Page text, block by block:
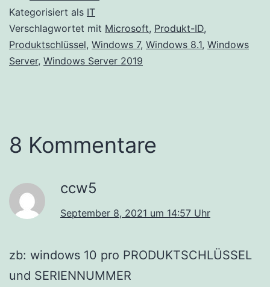
Kategorisiert als IT
Verschlagwortet mit Microsoft, Produkt-ID,
Produktschlüssel, Windows 7, Windows 8.1, Windows
Server, Windows Server 2019
8 Kommentare
ccw5
September 8, 2021 um 14:57 Uhr
zb: windows 10 pro PRODUKTSCHLÜSSEL
und SERIENNUMMER